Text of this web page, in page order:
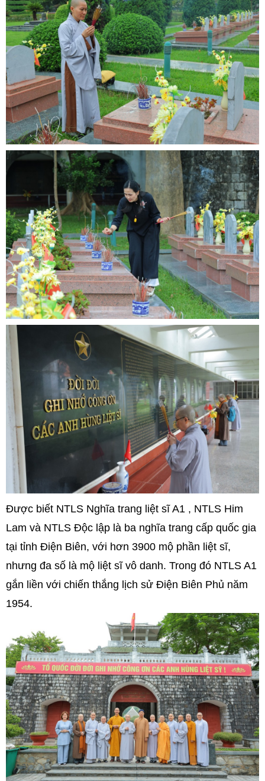
Được biết NTLS Nghĩa trang liệt sĩ A1 , NTLS Him
Lam và NTLS Độc lập là ba nghĩa trang cấp quốc gia
tại tỉnh Điện Biên, với hơn 3900 mộ phần liệt sĩ,
nhưng đa số là mộ liệt sĩ vô danh. Trong đó NTLS A1
gắn liền với chiến thắng lịch sử Điện Biên Phủ năm
1954.